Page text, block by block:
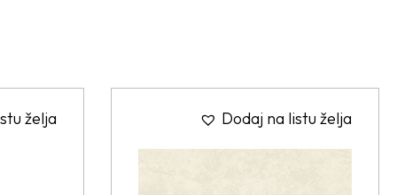
želja Dodaj na listu želja